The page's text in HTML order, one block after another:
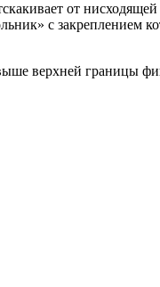
от
с закреплением
верхней границы